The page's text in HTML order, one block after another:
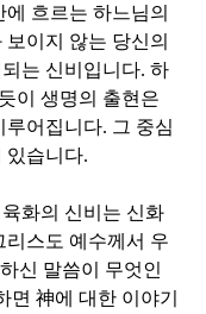
에 흐르는 하느님의
이지 않는 당신의
는 신비입니다.하
이 생명의 출현은
루어집니다. 그 중심
있습니다.
화의 신비는 신화
리스도 예수께서 우
신 말씀이 무엇인
면神에 대한 이야기